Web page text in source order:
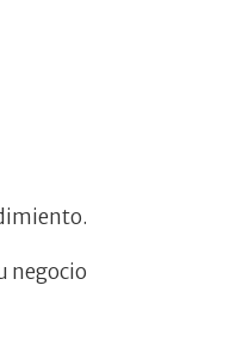
negocio